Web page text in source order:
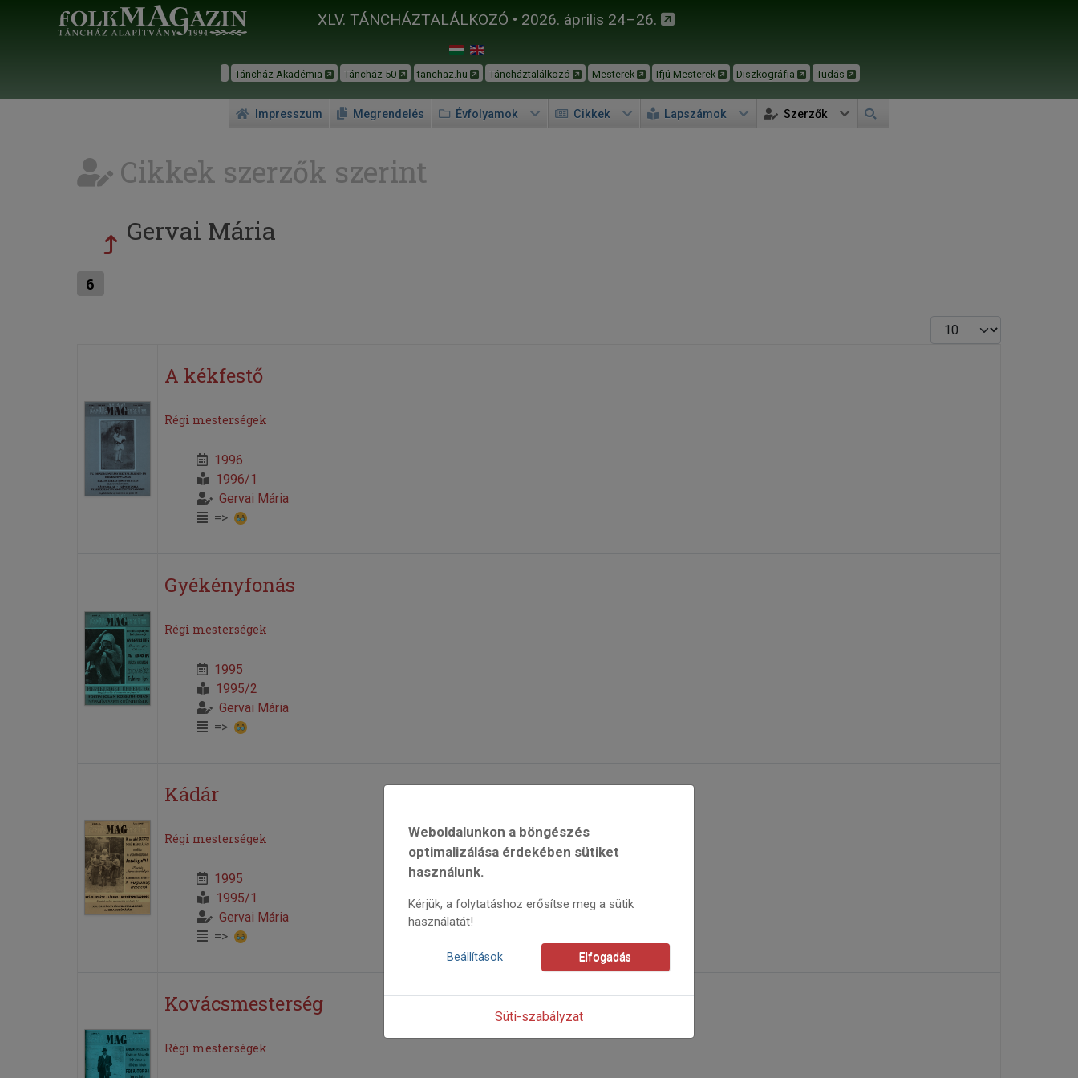
XLV. TÁNCHÁZTALÁLKOZÓ • 2026. április 24–26.
Táncház Akadémia Táncház 50 tanchaz.hu Táncháztalálkozó Mesterek Ifjú Mesterek Diszkográfia Tudás
Impresszum Megrendelés Évfolyamok Cikkek Lapszámok Szerzők
Cikkek szerzők szerint
Gervai Mária
6
Tételek #
A kékfestő
Régi mesterségek
1996
1996/1
Gervai Mária
=>
Gyékényfonás
Régi mesterségek
1995
1995/2
Gervai Mária
=>
Kádár
Régi mesterségek
1995
1995/1
Gervai Mária
=>
Kovácsmesterség
Régi mesterségek
Weboldalunkon a böngészés
optimalizálása érdekében sütiket
használunk.
Kérjük, a folytatáshoz erősítse meg a sütik
használatát!
Beállítások Elfogadás
Süti-szabályzat